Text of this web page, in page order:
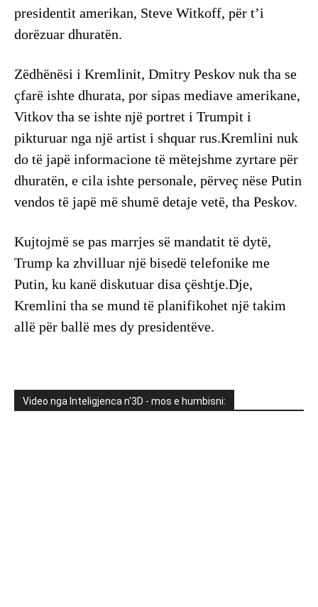
presidentit amerikan, Steve Witkoff, për t’i
dorëzuar dhuratën.
Zëdhënësi i Kremlinit, Dmitry Peskov nuk tha se
çfarë ishte dhurata, por sipas mediave amerikane,
Vitkov tha se ishte një portret i Trumpit i
pikturuar nga një artist i shquar rus.Kremlini nuk
do të japë informacione të mëtejshme zyrtare për
dhuratën, e cila ishte personale, përveç nëse Putin
vendos të japë më shumë detaje vetë, tha Peskov.
Kujtojmë se pas marrjes së mandatit të dytë,
Trump ka zhvilluar një bisedë telefonike me
Putin, ku kanë diskutuar disa çështje.Dje,
Kremlini tha se mund të planifikohet një takim
allë për ballë mes dy presidentëve.
Video nga Inteligjenca n'3D - mos e humbisni: